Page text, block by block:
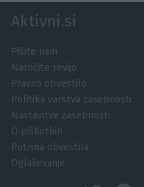
Aktivni.si
Pišite nam
Naročite revijo
Pravno obvestilo
Politika varstva zasebnosti
Nastavitve zasebnosti
O piškotkih
Potisna obvestila
Oglaševanje